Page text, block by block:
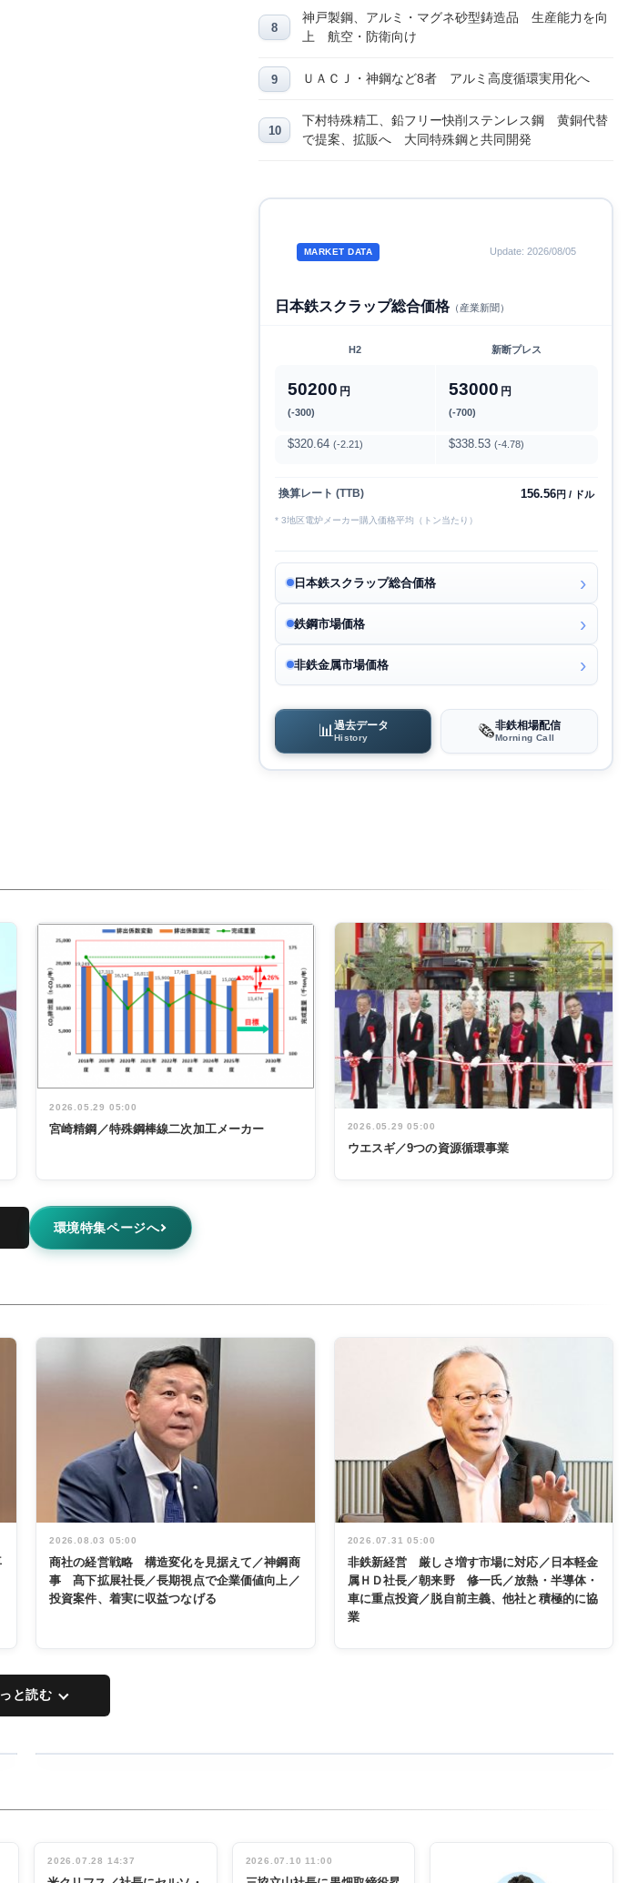
神戸製鋼、アルミ・マグネ砂型鋳造品 生産能力を向
上 航空・防衛向け
ＵＡＣＪ・神鋼など8者 アルミ高度循環実用化へ
下村特殊精工、鉛フリー快削ステンレス鋼 黄銅代替
で提案、拡販へ 大同特殊鋼と共同開発
MARKET DATA Update: 2026/08/05
日本鉄スクラップ総合価格（産業新聞）
H2 新断プレス
50200 円
(-300)
53000 円
(-700)
$320.64 (-2.21) $338.53 (-4.78)
換算レート (TTB) 156.56円 / ドル
* 3地区電炉メーカー購入価格平均（トン当たり）
日本鉄スクラップ総合価格
鉄鋼市場価格
非鉄金属市場価格
📊 過去データ
History 🗞️非鉄相場配信
Morning Call
2026.05.29 05:00
宮崎精鋼／特殊鋼棒線二次加工メーカー 2026.05.29 05:00
ウエスギ／9つの資源循環事業
環境特集ページへ
2026.08.03 05:00
商社の経営戦略 構造変化を見据えて／神鋼商
事 髙下拡展社長／長期視点で企業価値向上／
投資案件、着実に収益つなげる
2026.07.31 05:00
非鉄新経営 厳しさ増す市場に対応／日本軽金
属ＨＤ社長／朝来野 修一氏／放熱・半導体・
車に重点投資／脱自前主義、他社と積極的に協
業
と読む
念祝う 業界
関係者ら220
2026.07.28 14:37 2026.07.10 11:00